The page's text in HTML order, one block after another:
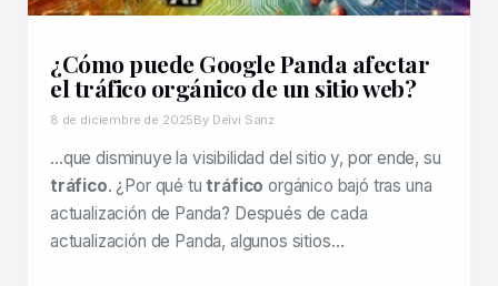
¿Cómo puede Google Panda afectar
el tráfico orgánico de un sitio web?
8 de diciembre de 2025By Deivi Sanz
…que disminuye la visibilidad del sitio y, por ende, su
tráfico. ¿Por qué tu tráfico orgánico bajó tras una
actualización de Panda? Después de cada
actualización de Panda, algunos sitios…